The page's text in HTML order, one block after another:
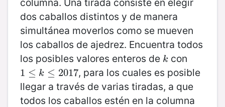
dos caballos distintos y de manera
simultánea moverlos como se mueven
los caballos de ajedrez. Encuentra todos
los posibles valores enteros de k
k con
1 ≤ k ≤ 2017
1 ≤k ≤2017
, para los cuales es posible
llegar a través de varias tiradas, a que
todos los caballos estén en la columna